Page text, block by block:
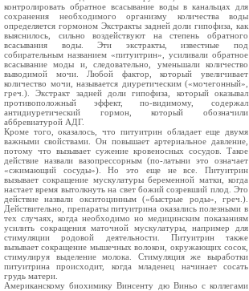
контролировать обратное всасывание воды в канальцах для
сохранения необходимого организму количества воды
определяется гормоном Экстракты задней доли гипофиза, как
выяснилось, сильно воздействуют на степень обратного
всасывания воды. Эти экстракты, известные под
собирательным названием «питуитрин», усиливали обратное
всасывание моды и, следовательно, уменьшали количество
выводимой мочи. Любой фактор, который увеличивает
количество мочи, называется диуретическим («мочегонный»,
греч.). Экстракт задней доли гипофиза, который оказывал
противоположный эффект, по-видимому, содержал
антидиуретический гормон, который обозначили
аббревиатурой АДГ.
Кроме того, оказалось, что питуитрин обладает еще двумя
важными свойствами. Он повышает артериальное давление,
потому что вызывает сужение кровеносных сосудов. Такое
действие назвали вазопрессорным (по-латыни это означает
«сжимающий сосуды»). Но это еще не все. Питуитрин
вызывает сокращение мускулатуры беременной матки, когда
настает время вытолкнуть на свет божий созревший плод. Это
действие назвали окситоцинным («быстрые роды», греч.).
Действительно, препараты питуитрина оказались полезными в
тех случаях, когда необходимо но медицинским показаниям
усилить сокращения маточной мускулатуры, например для
стимуляции родовой деятельности. Питуитрин также
вызывает сокращение мышечных волокон, окружающих сосок,
стимулируя выделение молока. Стимуляция же выработки
питуитрина происходит, когда младенец начинает сосать
грудь матери.
Американскому биохимику Винсенту дю Виньо с коллегами